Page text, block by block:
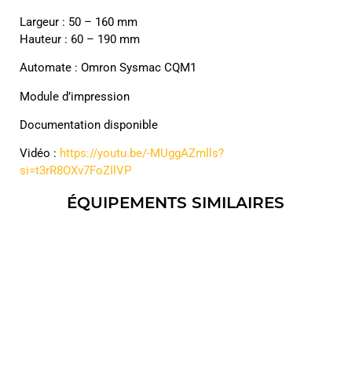
Largeur : 50 – 160 mm
Hauteur : 60 – 190 mm
Automate : Omron Sysmac CQM1
Module d’impression
Documentation disponible
Vidéo : https://youtu.be/-MUggAZmlls?
si=t3rR8OXv7FoZIlVP
ÉQUIPEMENTS SIMILAIRES